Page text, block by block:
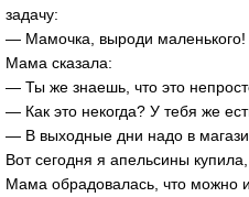
задачу:
— Мамочка, выроди маленького!
Мама сказала:
— Ты же знаешь, что это
— Как это некогда? У тебя же
— В выходные дни надо в
Вот сегодня я апельсины
Мама обрадовалась, что можно